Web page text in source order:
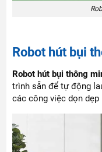
Robot hút bụi
Robot hút bụi thông
trình sẵn để tự động
các công việc dọn dẹp